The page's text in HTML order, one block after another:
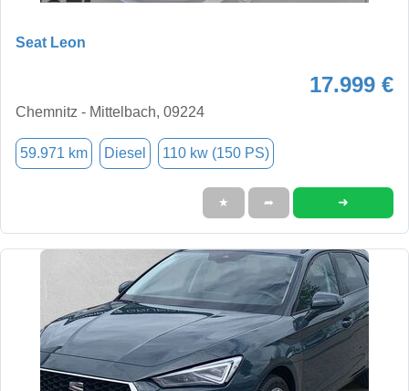
Seat Leon
17.999 €
Chemnitz - Mittelbach, 09224
59.971 km Diesel 110 kw (150 PS)
★ ➦ ➜